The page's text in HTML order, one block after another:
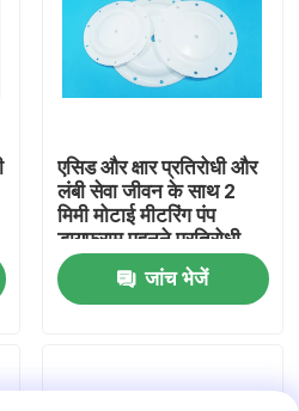
एसिड और क्षार प्रतिरोधी और
लंबी सेवा जीवन के साथ 2
मिमी मोटाई मीटरिंग पंप
डायफ्राम पहनने प्रतिरोधी
गुण
जांच भेजें